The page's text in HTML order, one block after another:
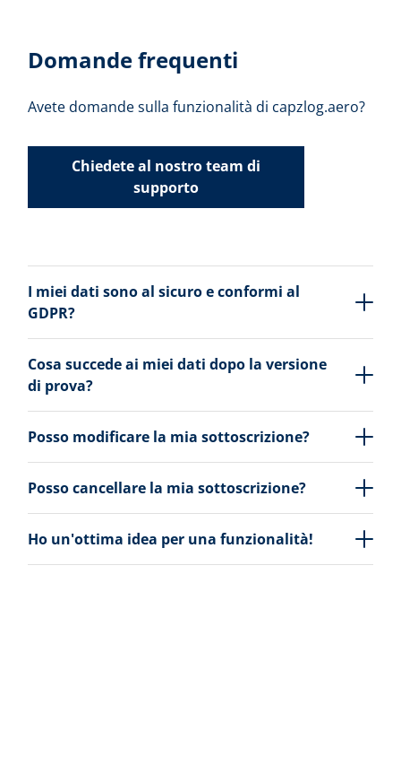
Domande frequenti
Avete domande sulla funzionalità di capzlog.aero?
Chiedete al nostro team di
supporto
I miei dati sono al sicuro e conformi al
GDPR?
Cosa succede ai miei dati dopo la versione
di prova?
Posso modificare la mia sottoscrizione?
Posso cancellare la mia sottoscrizione?
Ho un'ottima idea per una funzionalità!